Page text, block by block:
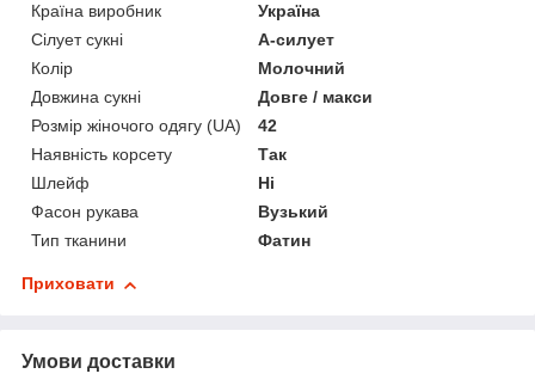
Країна виробник
Україна
Сілует сукні
А-силует
Колір
Молочний
Довжина сукні
Довге / макси
Розмір жіночого одягу (UA)
42
Наявність корсету
Так
Шлейф
Ні
Фасон рукава
Вузький
Тип тканини
Фатин
Приховати
Умови доставки